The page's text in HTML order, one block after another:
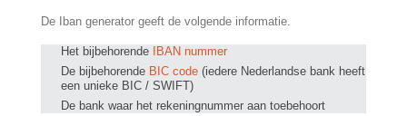
De Iban generator geeft de volgende informatie.
Het bijbehorende
IBAN nummer
De bijbehorende BIC code(iedere Nederlandse bank heeft
een unieke BIC / SWIFT)
De bank waar het rekeningnummer aan toebehoort